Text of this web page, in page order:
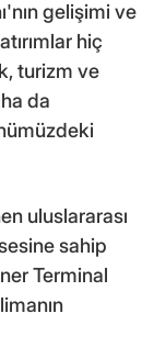
gelişimi ve
hiç
turizm ve
da
uluslararası
sahip
Terminal